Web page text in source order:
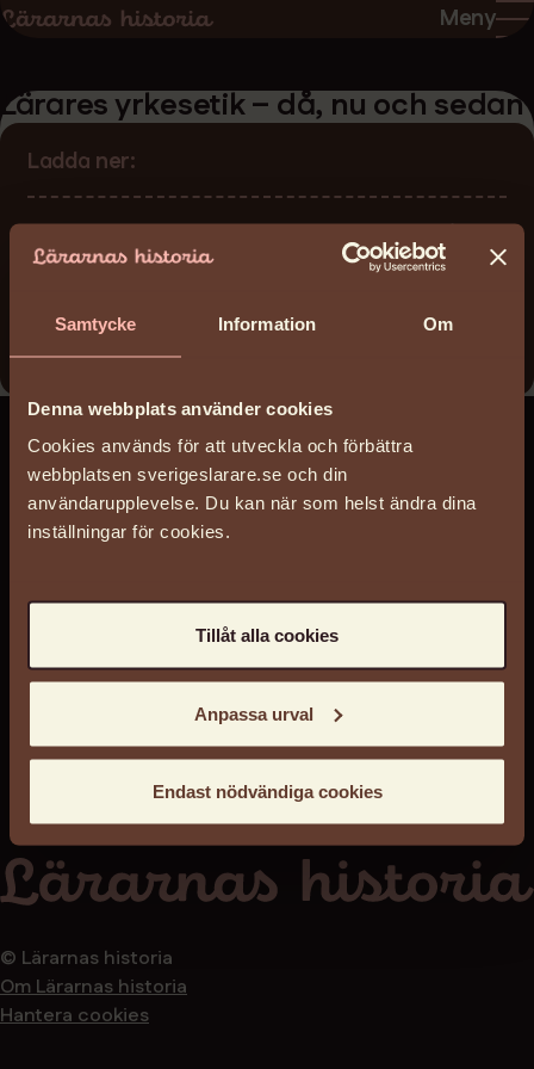
Samtycke Information Om
Denna webbplats använder cookies
Cookies används för att utveckla och förbättra
webbplatsen sverigeslarare.se och din
användarupplevelse. Du kan när som helst ändra dina
inställningar för cookies.
Tillåt alla cookies
Anpassa urval
Endast nödvändiga cookies
Hoppa
innehåll
Hoppa
huvudnavigering
Meny
Lärares yrkesetik – då, nu och sedan
Ladda ner:
Larares-yrkesetik-–-da-nu-och-sedan.pdf
KB)
Författare
Anna Jändel Holst
© Lärarnas historia
Om Lärarnas historia
Hantera cookies